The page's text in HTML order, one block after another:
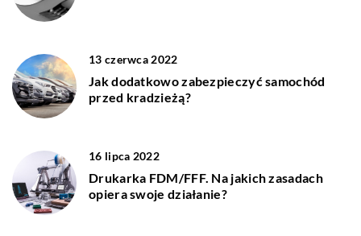
13 czerwca 2022
Jak dodatkowo zabezpieczyć samochód
przed kradzieżą?
16 lipca 2022
Drukarka FDM/FFF. Na jakich zasadach
opiera swoje działanie?